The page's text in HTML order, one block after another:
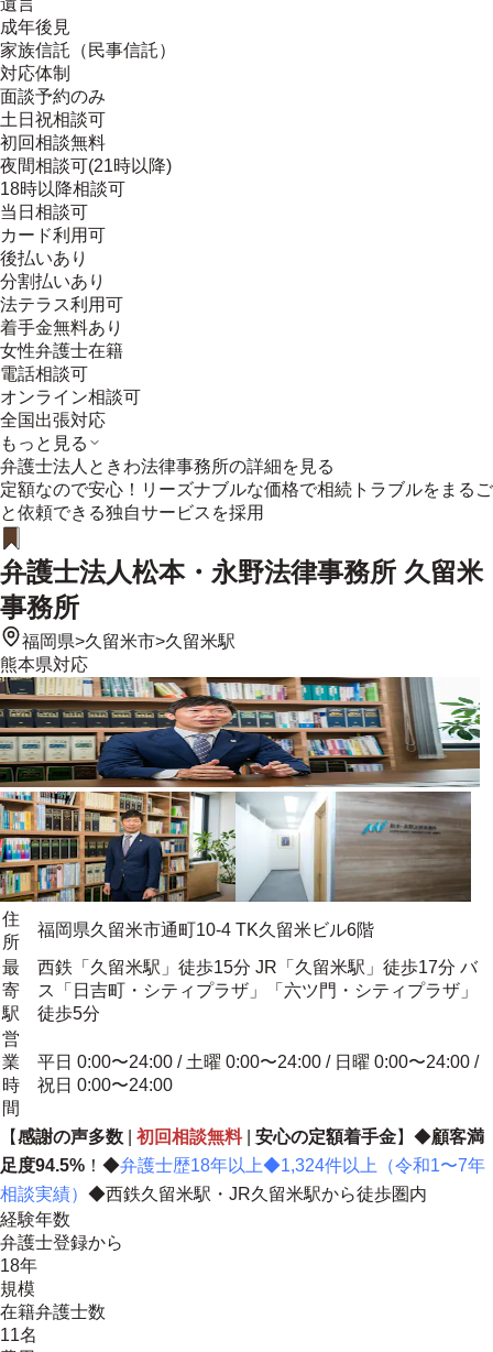
遺言
成年後見
家族信託（民事信託）
対応体制
面談予約のみ
土日祝相談可
初回相談無料
夜間相談可(21時以降)
18時以降相談可
当日相談可
カード利用可
後払いあり
分割払いあり
法テラス利用可
着手金無料あり
女性弁護士在籍
電話相談可
オンライン相談可
全国出張対応
もっと見る
弁護士法人ときわ法律事務所の詳細を見る
定額なので安心！リーズナブルな価格で相続トラブルをまるご
と依頼できる独自サービスを採用
弁護士法人松本・永野法律事務所 久留米
事務所
福岡県>久留米市>久留米駅
熊本県対応
住
所
福岡県久留米市通町10-4 TK久留米ビル6階
最
寄
駅
西鉄「久留米駅」徒歩15分 JR「久留米駅」徒歩17分 バ
ス「日吉町・シティプラザ」「六ツ門・シティプラザ」
徒歩5分
営
業
時
間
平日 0:00〜24:00 / 土曜 0:00〜24:00 / 日曜 0:00〜24:00 /
祝日 0:00〜24:00
【感謝の声多数 初回相談無料| 安心の定額着手金】◆顧客満
足度94.5% ！◆弁護士歴18年以上◆1,324件以上（令和1〜7年
相談実績） ◆西鉄久留米駅・JR久留米駅から徒歩圏内
経験年数
弁護士登録から
18年
規模
在籍弁護士数
11名